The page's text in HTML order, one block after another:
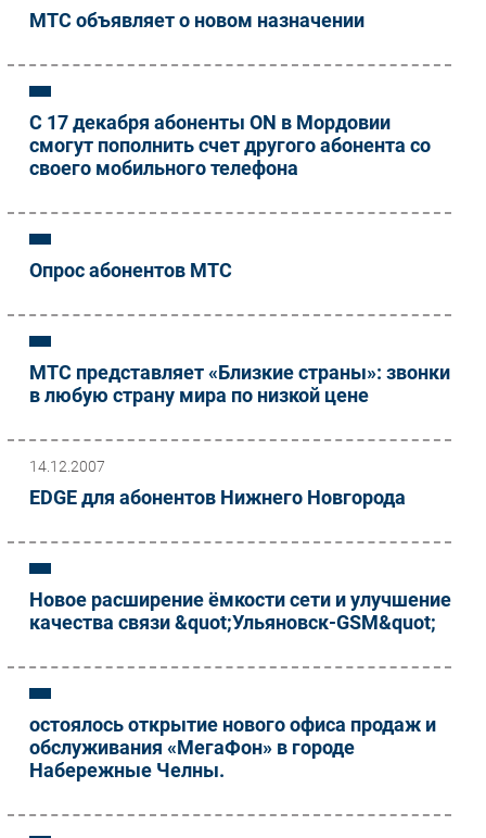
МТС объявляет о новом назначении
С 17 декабря абоненты ON в Мордовии
смогут пополнить счет другого абонента со
своего мобильного телефона
Опрос абонентов МТС
МТС представляет «Близкие страны»: звонки
в любую страну мира по низкой цене
14.12.2007
EDGE для абонентов Нижнего Новгорода
Новое расширение ёмкости сети и улучшение
качества связи &quot;Ульяновск-GSM&quot;
остоялось открытие нового офиса продаж и
обслуживания «МегаФон» в городе
Набережные Челны.